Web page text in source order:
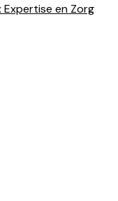
Expertise en Zorg